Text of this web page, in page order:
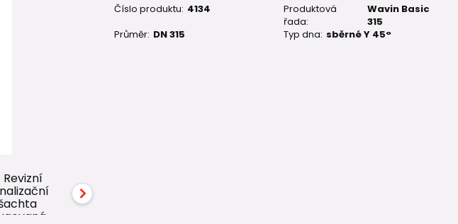
Číslo produktu: 4134
Produktová
řada:
Wavin Basic
315
Průměr: DN 315 Typ dna: sběrné Y 45°